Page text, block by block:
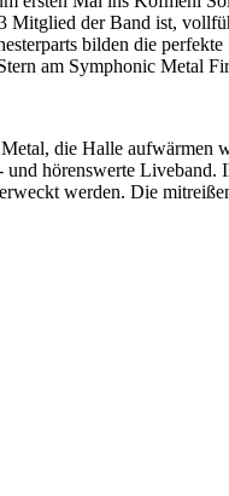
Mitglied der Band ist,
bilden die
am Symphonic Metal
die Halle aufwärmen
hörenswerte Liveband.
werden. Die